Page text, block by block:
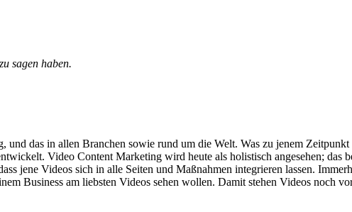
sagen haben.
und das in allen Branchen sowie rund um die Welt. Was zu jenem
Video Content Marketing wird heute als holistisch angesehen; das
jene Videos sich in alle Seiten und Maßnahmen integrieren lassen.
Business am liebsten Videos sehen wollen. Damit stehen Videos noch